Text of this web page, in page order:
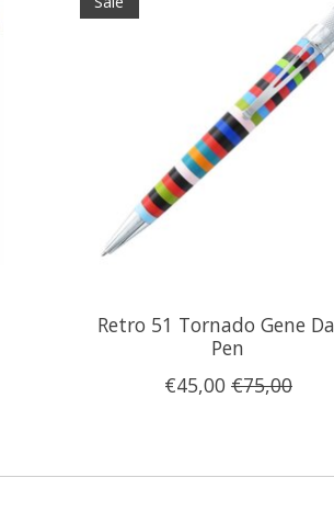
Retro 51 Tornado Gene
Pen
€45,00 €75,00